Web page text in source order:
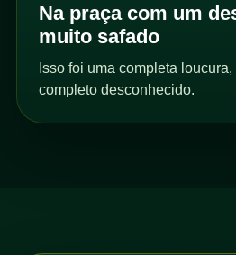
Na praça com um
muito safado
Isso foi uma completa
completo desconhecido.